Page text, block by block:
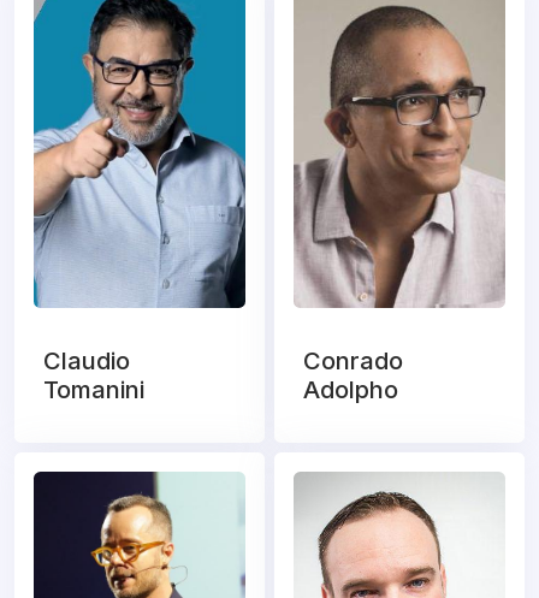
Claudio
Tomanini
Conrado
Adolpho